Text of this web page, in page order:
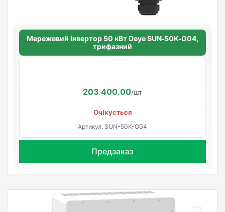
Мережевий інвертор 50 кВт Deye SUN‑50K‑G04,
трифазний
203 400.00/шт
Очікується
Артикул: SUN-50K-G04
Предзаказ